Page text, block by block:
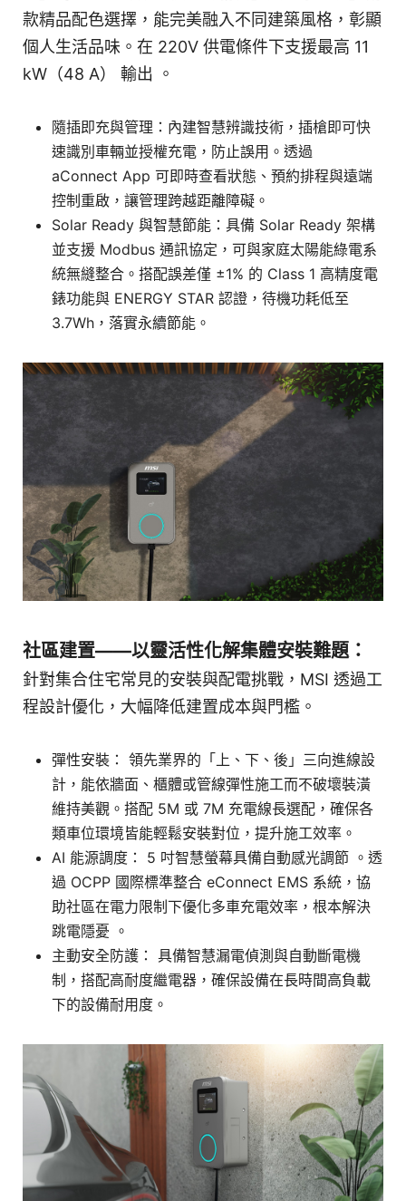
款精品配色選擇，能完美融入不同建築風格，彰顯
個人生活品味。在 220V 供電條件下支援最高 11
kW（48 A） 輸出 。
隨插即充與管理：內建智慧辨識技術，插槍即可快
速識別車輛並授權充電，防止誤用。透過
aConnect App 可即時查看狀態、預約排程與遠端
控制重啟，讓管理跨越距離障礙。
Solar Ready 與智慧節能：具備 Solar Ready 架構
並支援 Modbus 通訊協定，可與家庭太陽能綠電系
統無縫整合。搭配誤差僅 ±1% 的 Class 1 高精度電
錶功能與 ENERGY STAR 認證，待機功耗低至
3.7Wh，落實永續節能。
社區建置——以靈活性化解集體安裝難題：
針對集合住宅常見的安裝與配電挑戰，MSI 透過工
程設計優化，大幅降低建置成本與門檻。
彈性安裝： 領先業界的「上、下、後」三向進線設
計，能依牆面、櫃體或管線彈性施工而不破壞裝潢
維持美觀。搭配 5M 或 7M 充電線長選配，確保各
類車位環境皆能輕鬆安裝對位，提升施工效率。
AI 能源調度： 5 吋智慧螢幕具備自動感光調節 。透
過 OCPP 國際標準整合 eConnect EMS 系統，協
助社區在電力限制下優化多車充電效率，根本解決
跳電隱憂 。
主動安全防護： 具備智慧漏電偵測與自動斷電機
制，搭配高耐度繼電器，確保設備在長時間高負載
下的設備耐用度。